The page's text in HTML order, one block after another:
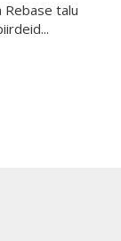
Rebase talu